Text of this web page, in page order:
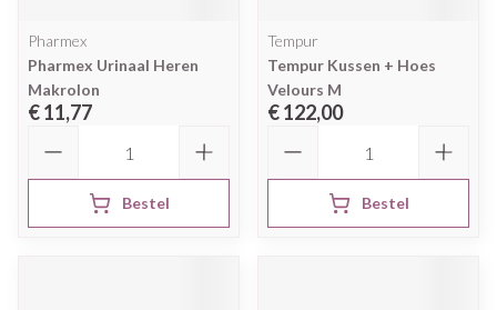
Pharmex
Pharmex Urinaal Heren
Makrolon
€ 11,77
Bestel
Tempur
Tempur Kussen + Hoes
Velours M
€ 122,00
Bestel